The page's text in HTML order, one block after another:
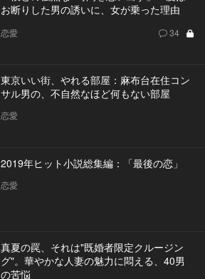
お断りした男の誘いに、女が乗った理由
恋愛 34
東京いい街、やれる部屋：麻布台在住コン
サル男の、不自然なほど何もない部屋
恋愛
2019年ヒット小説総集編：「最後の恋」
恋愛
真夏の罠、それは"既婚者限定クルージン
グ"。華やかな人妻の魅力に悶える、40男
の苦悩